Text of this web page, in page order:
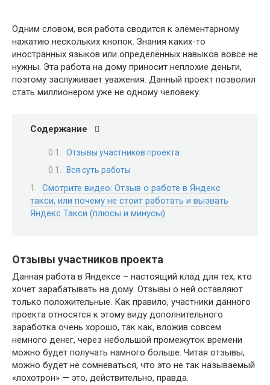
Одним словом, вся работа сводится к элементарному
нажатию нескольких кнопок. Знания каких-то
иностранных языков или определённых навыков вовсе не
нужны. Эта работа на дому приносит неплохие деньги,
поэтому заслуживает уважения. Данный проект позволил
стать миллионером уже не одному человеку.
Содержание
Отзывы участников проекта
Вся суть работы
Смотрите видео: Отзыв о работе в Яндекс
такси, или почему не стоит работать и вызвать
Яндекс Такси (плюсы и минусы)
Отзывы участников проекта
Данная работа в Яндексе – настоящий клад для тех, кто
хочет зарабатывать на дому. Отзывы о ней оставляют
только положительные. Как правило, участники данного
проекта относятся к этому виду дополнительного
заработка очень хорошо, так как, вложив совсем
немного денег, через небольшой промежуток времени
можно будет получать намного больше. Читая отзывы,
можно будет не сомневаться, что это не так называемый
«лохотрон» — это, действительно, правда.